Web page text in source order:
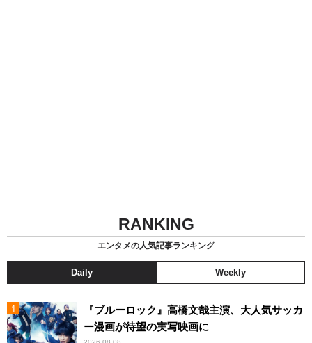
RANKING
エンタメの人気記事ランキング
Daily Weekly
『ブルーロック』高橋文哉主演、大人気サッカ
ー漫画が待望の実写映画に